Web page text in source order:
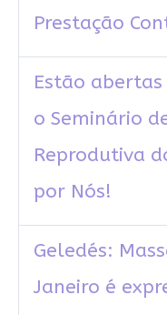
Prestação
Estão
o Seminário
Reprodutiva
por Nós!
Geledés:
Janeiro é